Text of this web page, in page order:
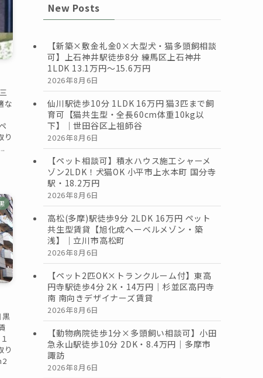
な
り
り
New Posts
【新築×敷金礼金0×大型犬・猫多頭飼相談
可】上石神井駅徒歩8分 練馬区上石神井
1LDK 13.1万円〜15.6万円
2026年8月6日
仙川駅徒歩10分 1LDK 16万円 猫3匹まで飼
育可【猫共生型・全長60cm体重10kg以
下】｜世田谷区上祖師谷
2026年8月6日
【ペット相談可】積水ハウス施工シャーメ
ゾン2LDK！犬猫OK 小平市上水本町 国分寺
駅・18.2万円
2026年8月6日
高松(多摩)駅徒歩9分 2LDK 16万円 ペット
共生型賃貸【旭化成ヘーベルメゾン・築
浅】｜立川市高松町
2026年8月6日
【ペット2匹OK×トランクルーム付】東高
円寺駅徒歩4分 2K・14万円｜杉並区高円寺
南 南向きデザイナーズ賃貸
2026年8月6日
【動物病院徒歩1分×多頭飼い相談可】小田
急永山駅徒歩10分 2DK・8.4万円｜多摩市
諏訪
2026年8月6日